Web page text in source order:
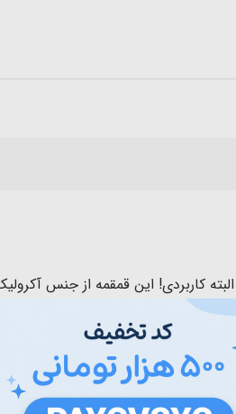
با ظرفیت بالا و البته کاربردی! این
دو دکمه دارد که دو سری با نی
شما می باشد. این قمقمه فانتزی
شود برای اولین استفاده و البته
علاوه بر آن دارای دسته حمل نیز می